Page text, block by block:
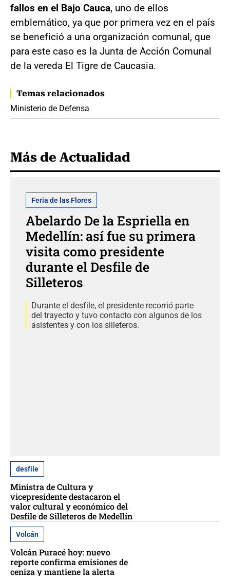
fallos en el Bajo Cauca, uno de ellos
emblemático, ya que por primera vez en el país
se benefició a una organización comunal, que
para este caso es la Junta de Acción Comunal
de la vereda El Tigre de Caucasia.
Temas relacionados
Ministerio de Defensa
Más de Actualidad
Feria de las Flores
Abelardo De la Espriella en
Medellín: así fue su primera
visita como presidente
durante el Desfile de
Silleteros
Durante el desfile, el presidente recorrió parte
del trayecto y tuvo contacto con algunos de los
asistentes y con los silleteros.
desfile
Ministra de Cultura y
vicepresidente destacaron el
valor cultural y económico del
Desfile de Silleteros de Medellín
Volcán
Volcán Puracé hoy: nuevo
reporte confirma emisiones de
ceniza y mantiene la alerta